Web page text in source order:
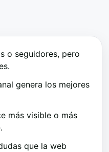
o seguidores, pero
genera los mejores
más visible o más
que la web